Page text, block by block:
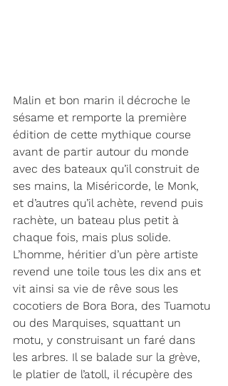
Malin et bon marin il décroche le
sésame et remporte la première
édition de cette mythique course
avant de partir autour du monde
avec des bateaux qu’il construit de
ses mains, la Miséricorde, le Monk,
et d’autres qu’il achète, revend puis
rachète, un bateau plus petit à
chaque fois, mais plus solide.
L’homme, héritier d’un père artiste
revend une toile tous les dix ans et
vit ainsi sa vie de rêve sous les
cocotiers de Bora Bora, des Tuamotu
ou des Marquises, squattant un
motu, y construisant un faré dans
les arbres. Il se balade sur la grève,
le platier de l’atoll, il récupère des